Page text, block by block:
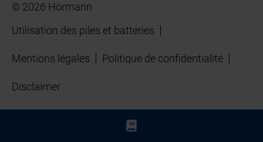
© 2026 Hörmann
Utilisation des piles et batteries
Mentions légales Politique de confidentialité
Disclaimer